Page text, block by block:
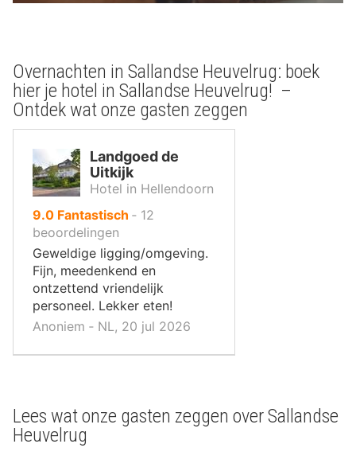
Overnachten in Sallandse Heuvelrug: boek
hier je hotel in Sallandse Heuvelrug! –
Ontdek wat onze gasten zeggen
Landgoed de
Uitkijk
Hotel in Hellendoorn
9.0uit
10
,
Fantastisch ‐ 12
beoordelingen
Geweldige ligging/omgeving.
Fijn, meedenkend en
ontzettend vriendelijk
personeel. Lekker eten!
Anoniem ‐ NL, 20 jul 2026
Lees wat onze gasten zeggen over Sallandse
Heuvelrug